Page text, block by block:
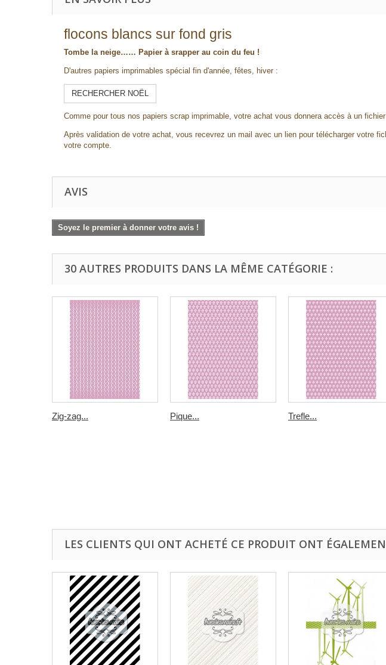
flocons blancs sur fond gris
Tombe la neige…… Papier à srapper au coin du feu !
D'autres papiers imprimables spécial fin d'année, fêtes, hiver :
RECHERCHER NOËL
Comme pour tous nos papiers scrap imprimable, votre achat vous donnera accès à un
Après validation de votre achat, vous recevrez un mail avec un lien pour télécharger votre
votre compte.
AVIS
Soyez le premier à donner votre avis !
30 AUTRES PRODUITS DANS LA MÊME CATÉGORIE :
Zig-zag... Pique... Trefle...
LES CLIENTS QUI ONT ACHETÉ CE PRODUIT ONT